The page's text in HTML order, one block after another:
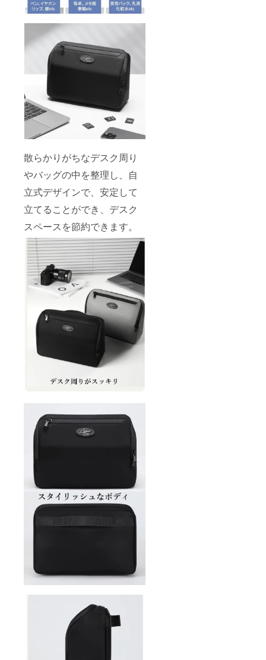
散らかりがちなデスク周り
やバッグの中を整理し、自
立式デザインで、安定して
立てることができ、デスク
スペースを節約できます。